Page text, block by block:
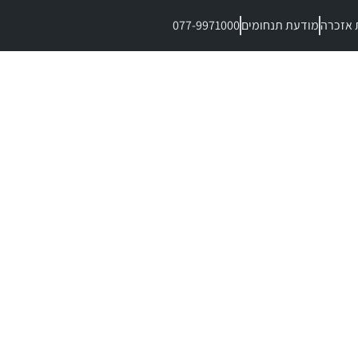
אזכרהמודעת תנחומים077-9971000